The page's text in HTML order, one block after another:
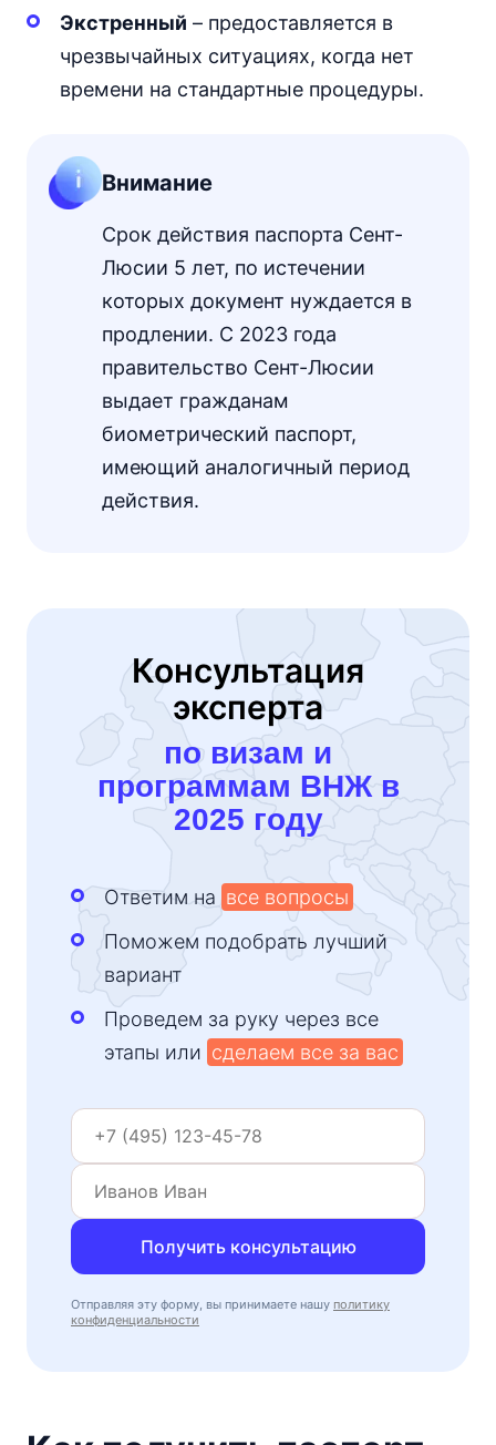
Экстренный – предоставляется в
чрезвычайных ситуациях, когда нет
времени на стандартные процедуры.
Внимание
Срок действия паспорта Сент-
Люсии 5 лет, по истечении
которых документ нуждается в
продлении. С 2023 года
правительство Сент-Люсии
выдает гражданам
биометрический паспорт,
имеющий аналогичный период
действия.
Консультация
эксперта
по визам и
программам ВНЖ в
2025 году
Ответим на все вопросы
Поможем подобрать лучший
вариант
Проведем за руку через все
этапы или сделаем все за вас
Получить консультацию
Отправляя эту форму, вы принимаете нашу политику
конфиденциальности